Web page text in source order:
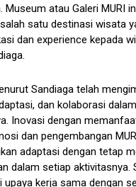
Museum atau Galeri MURI
satu destinasi wisata
dan experience kepada
Sandiaga telah
dan kolaborasi dalam
Inovasi dengan
dan pengembangan
adaptasi dengan tetap
dalam setiap aktivitasnya.
upaya kerja sama dengan